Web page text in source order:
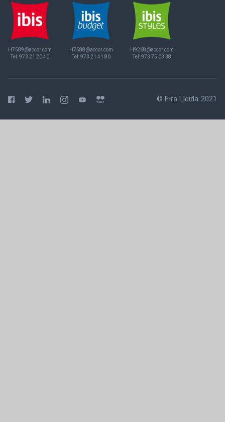
H7589@accor.com
Tel:973 21 20 40
H7588@accor.com
Tel:973 21 41 80
H9268@accor.com
Tel:973 75 03 38
© Fira Lleida 2021